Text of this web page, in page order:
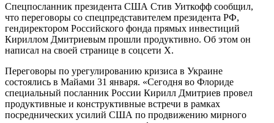
Спецпосланник президента США Стив Уиткофф сообщил,
что переговоры со спецпредставителем президента РФ,
гендиректором Российского фонда прямых инвестиций
Кириллом Дмитриевым прошли продуктивно. Об этом он
написал на своей странице в соцсети Х.
Переговоры по урегулированию кризиса в Украине
состоялись в Майами 31 января. «Сегодня во Флориде
специальный посланник России Кирилл Дмитриев провел
продуктивные и конструктивные встречи в рамках
посреднических усилий США по продвижению мирного